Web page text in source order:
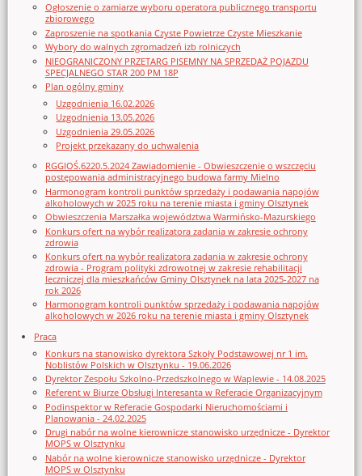
Ogłoszenie o zamiarze wyboru operatora publicznego transportu
zbiorowego
Zaproszenie na spotkania Czyste Powietrze Czyste Mieszkanie
Wybory do walnych zgromadzeń izb rolniczych
NIEOGRANICZONY PRZETARG PISEMNY NA SPRZEDAŻ POJAZDU
SPECJALNEGO STAR 200 PM 18P
Plan ogólny gminy
Uzgodnienia 16.02.2026
Uzgodnienia 13.05.2026
Uzgodnienia 29.05.2026
Projekt przekazany do uchwalenia
RGGIOŚ.6220.5.2024 Zawiadomienie - Obwieszczenie o wszczęciu
postępowania administracyjnego budowa farmy Mielno
Harmonogram kontroli punktów sprzedaży i podawania napojów
alkoholowych w 2025 roku na terenie miasta i gminy Olsztynek
Obwieszczenia Marszałka województwa Warmińsko-Mazurskiego
Konkurs ofert na wybór realizatora zadania w zakresie ochrony
zdrowia
Konkurs ofert na wybór realizatora zadania w zakresie ochrony
zdrowia - Program polityki zdrowotnej w zakresie rehabilitacji
leczniczej dla mieszkańców Gminy Olsztynek na lata 2025-2027 na
rok 2026
Harmonogram kontroli punktów sprzedaży i podawania napojów
alkoholowych w 2026 roku na terenie miasta i gminy Olsztynek
Praca
Konkurs na stanowisko dyrektora Szkoły Podstawowej nr 1 im.
Noblistów Polskich w Olsztynku - 19.06.2026
Dyrektor Zespołu Szkolno-Przedszkolnego w Waplewie - 14.08.2025
Referent w Biurze Obsługi Interesanta w Referacie Organizacyjnym
Podinspektor w Referacie Gospodarki Nieruchomościami i
Planowania - 24.02.2025
Drugi nabór na wolne kierownicze stanowisko urzędnicze - Dyrektor
MOPS w Olsztynku
Nabór na wolne kierownicze stanowisko urzędnicze - Dyrektor
MOPS w Olsztynku